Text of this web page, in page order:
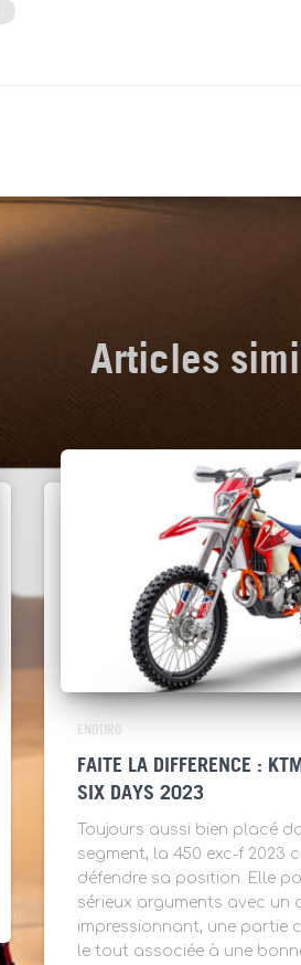
Articles
ENDURO
FAITE LA DIFFERENCE :
SIX DAYS 2023
Toujours aussi bien placé
segment, la 450 exc-f 2023
défendre sa position. Elle
sérieux arguments avec un
impressionnant, une partie
le tout associée à une